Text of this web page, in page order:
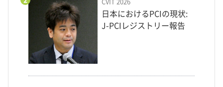
CVIT 2026
日本におけるPCIの現状:
J-PCIレジストリー報告